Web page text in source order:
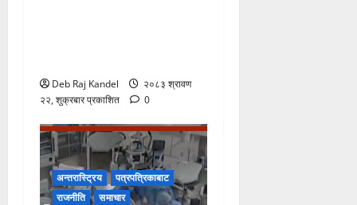
Deb Raj Kandel
२०८३ श्रावण
२२, शुक्रबार प्रकाशित
0
अन्तरास्ट्रिय
पत्रपत्रिकाबाट
राजनीति
समाचार